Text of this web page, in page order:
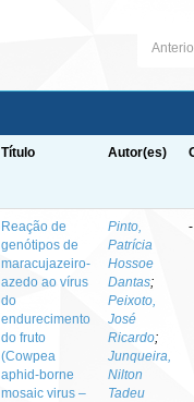
Título Autor(es)
Reação de
genótipos de
maracujazeiro-
azedo ao vírus
do
endurecimento
do fruto
(Cowpea
aphid-borne
mosaic virus –
Pinto,
Patrícia
Hossoe
Dantas;
Peixoto,
José
Ricardo;
Junqueira,
Nilton
Tadeu
-